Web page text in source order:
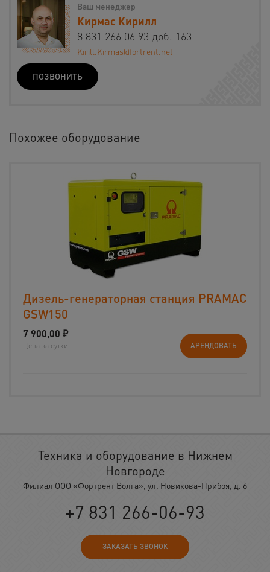
Ваш менеджер
Кирмас Кирилл
8 831 266 06 93 доб. 163
Kirill.Kirmas@fortrent.net
ПОЗВОНИТЬ
Похожее оборудование
Дизель-генераторная станция PRAMAC
GSW150
7 900,00 ₽
Цена за сутки АРЕНДОВАТЬ
Техника и оборудование в Нижнем
Новгороде
Филиал ООО «Фортрент Волга», ул. Новикова-Прибоя, д. 6
+7 831 266-06-93
ЗАКАЗАТЬ ЗВОНОК